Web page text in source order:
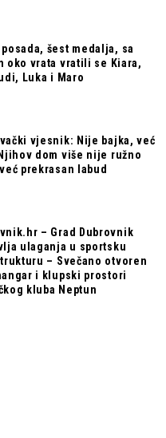
posada, šest medalja, sa
oko vrata vratili se Kiara,
Luka i Maro
vjesnik: Nije bajka, već
dom više nije ružno
prekrasan labud
– Grad Dubrovnik
ulaganja u sportsku
– Svečano otvoren
i klupski prostori
kluba Neptun